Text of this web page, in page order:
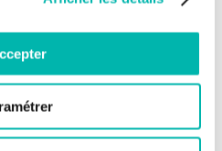
patients hospitalisés ou
ou un RV médical